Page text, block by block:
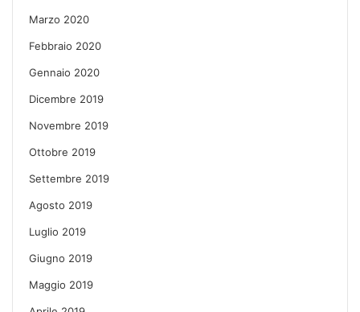
Marzo 2020
Febbraio 2020
Gennaio 2020
Dicembre 2019
Novembre 2019
Ottobre 2019
Settembre 2019
Agosto 2019
Luglio 2019
Giugno 2019
Maggio 2019